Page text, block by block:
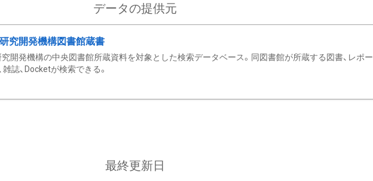
データの提供元
究開発機構図書館蔵書
開発機構の中央図書館所蔵資料を対象とした検索データベース。同図書館が所蔵する図書、レポー
雑誌、Docketが検索できる。
最終更新日